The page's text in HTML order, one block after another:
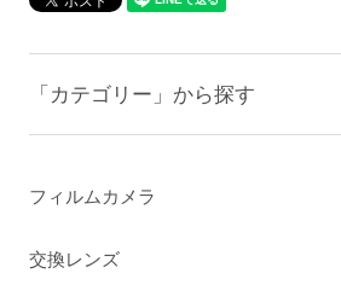
「カテゴリー」から探す
フィルムカメラ
交換レンズ